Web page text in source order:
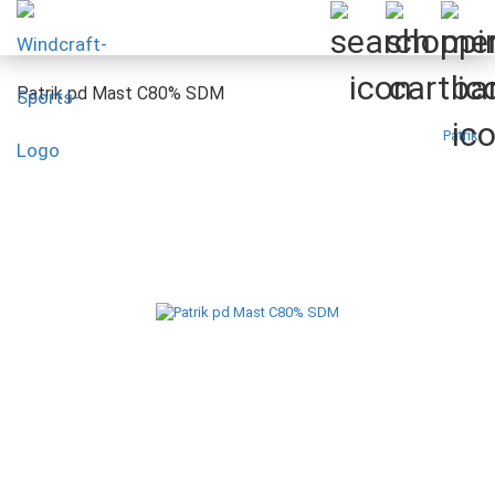
Patrik pd Mast C80% SDM
Patrik